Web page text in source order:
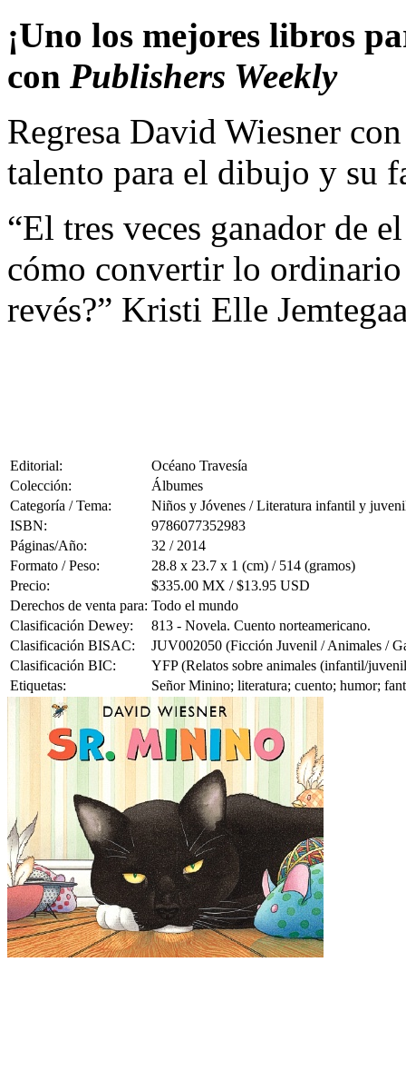
¡Uno los mejores libros
con Publishers Weekly
Regresa David Wiesner
talento para el dibujo y su
“El tres veces ganador de
cómo convertir lo
revés?” Kristi Elle
Editorial:
Océano Travesía
Colección:
Álbumes
Categoría / Tema:
Niños y Jóvenes / Literatura infantil y
ISBN:
9786077352983
Páginas/Año:
32 / 2014
Formato / Peso:
28.8 x 23.7 x 1 (cm) / 514 (gramos)
Precio:
$335.00 MX / $13.95 USD
Derechos de venta para: Todo el mundo
Clasificación Dewey:
813 - Novela. Cuento norteamericano.
Clasificación BISAC:
JUV002050 (Ficción Juvenil / Animales /
Clasificación BIC:
YFP (Relatos sobre animales (infantil/
Etiquetas:
Señor Minino; literatura; cuento; humor;